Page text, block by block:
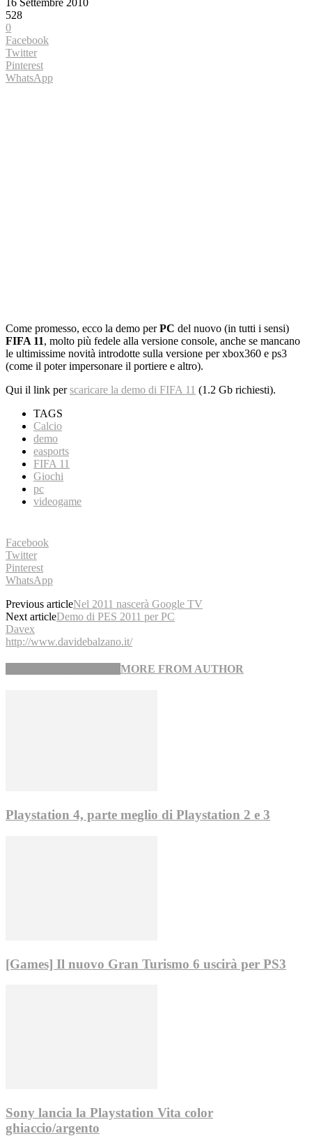
528
0
Facebook
Twitter
Pinterest
WhatsApp
Come promesso, ecco la demo perPC del nuovo (in tutti i sensi)
FIFA 11, molto più fedele alla versione console, anche se mancano
le ultimissime novità introdotte sulla versione per xbox360 e ps3
(come il poter impersonare il portiere e altro).
Qui il link perscaricare la demo di FIFA 11 (1.2 Gb richiesti).
TAGS
Calcio
demo
easports
FIFA 11
Giochi
pc
videogame
Facebook
Twitter
Pinterest
WhatsApp
Previous articleNel 2011 nascerà Google TV
Next articleDemo di PES 2011 per PC
Davex
http://www.davidebalzano.it/
MORE FROM AUTHOR
Playstation 4, parte meglio di Playstation 2 e 3
[Games] Il nuovo Gran Turismo 6 uscirà per PS3
Sony lancia la Playstation Vita color
ghiaccio/argento